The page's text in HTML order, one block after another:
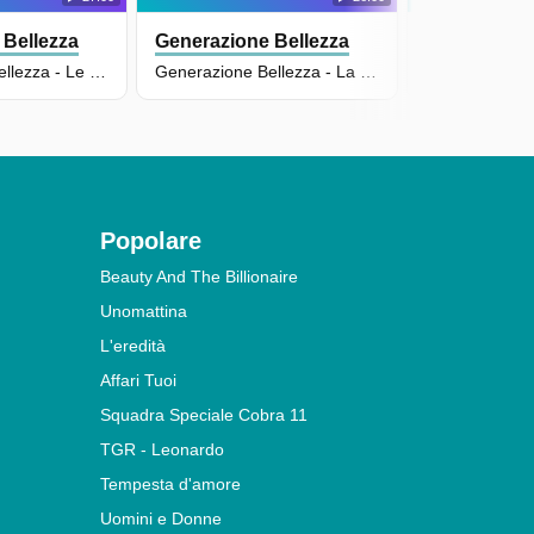
Generazione Bellezza
Popolare
Beauty And The Billionaire
Unomattina
L'eredità
Affari Tuoi
Squadra Speciale Cobra 11
TGR - Leonardo
Tempesta d'amore
Uomini e Donne